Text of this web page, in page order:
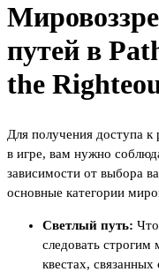
путей в
the
Для получения доступа
в игре, вам нужно
зависимости от выбора
основные категории
Светлый путь:
следовать
квестах,